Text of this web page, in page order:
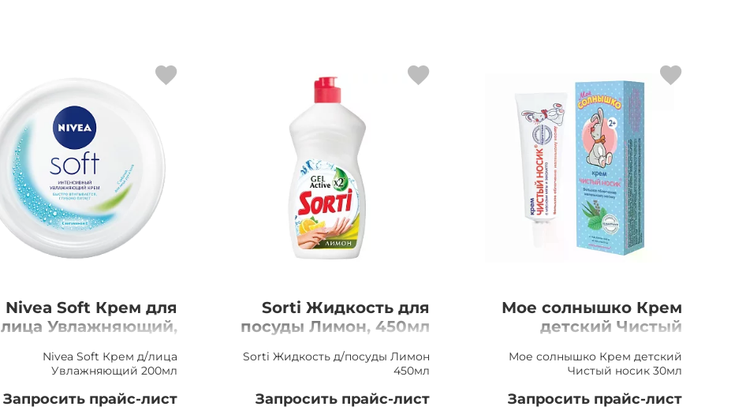
Nivea Soft Крем для
лица Увлажняющий,
Nivea Soft Крем д/лица
Увлажняющий 200мл
Запросить прайс-лист
Sorti Жидкость для
посуды Лимон, 450мл
Sorti Жидкость д/посуды Лимон
450мл
Запросить прайс-лист
Мое солнышко Крем
детский Чистый
Мое солнышко Крем детский
Чистый носик 30мл
Запросить прайс-лист